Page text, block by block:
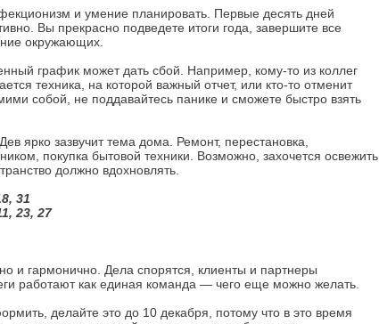
и умение планировать. Первые десять дней
Вы прекрасно подведете итоги года, завершите все
окружающих.
график может дать сбой. Например, кому-то из коллег
техника, на которой важный отчет, или кто-то отменит
собой, не поддавайтесь панике и сможете быстро взять
ярко зазвучит тема дома. Ремонт, перестановка,
покупка бытовой техники. Возможно, захочется освежить
должно вдохновлять.
31
23, 27
и гармонично. Дела спорятся, клиенты и партнеры
работают как единая команда — чего еще можно желать.
делайте это до 10 декабря, потому что в это время